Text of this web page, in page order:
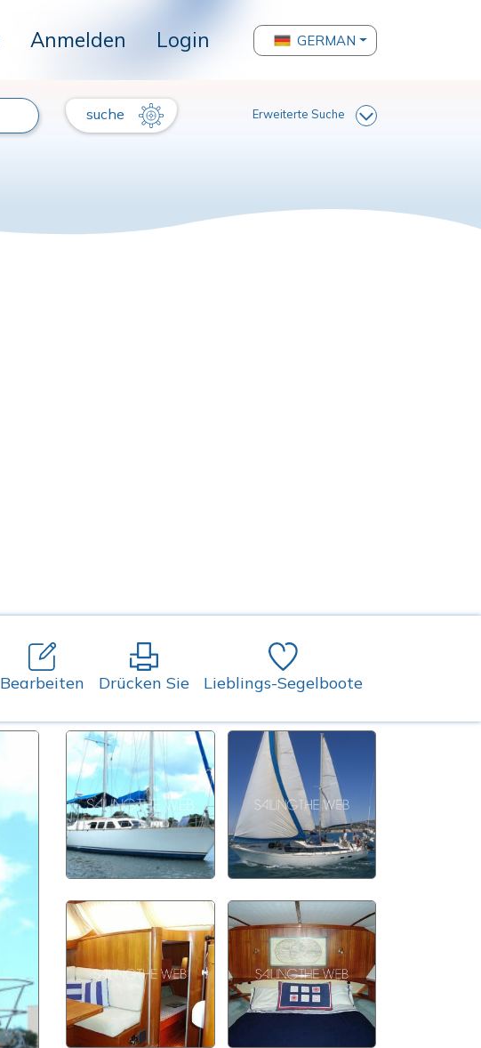
Anmelden Login GERMAN
suche Erweiterte Suche
Bearbeiten Drücken Sie Lieblings-Segelboote